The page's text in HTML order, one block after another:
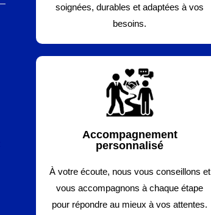
soignées, durables et adaptées à vos
besoins.
Accompagnement
personnalisé
À votre écoute, nous vous conseillons et
vous accompagnons à chaque étape
pour répondre au mieux à vos attentes.